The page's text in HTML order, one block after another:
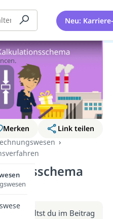
Neu:
Merken
Link teilen
Infos erhältst du im Beitrag